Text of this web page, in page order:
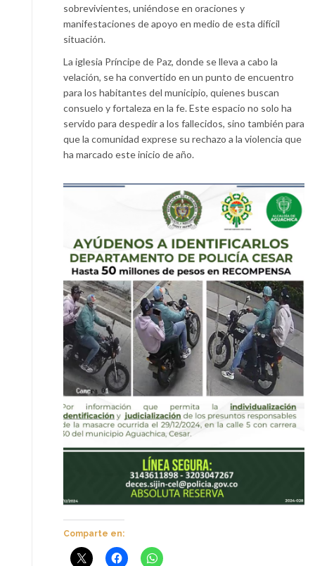
sobrevivientes, uniéndose en oraciones y
manifestaciones de apoyo en medio de esta difícil
situación.
La iglesia Príncipe de Paz, donde se lleva a cabo la
velación, se ha convertido en un punto de encuentro
para los habitantes del municipio, quienes buscan
consuelo y fortaleza en la fe. Este espacio no solo ha
servido para despedir a los fallecidos, sino también para
que la comunidad exprese su rechazo a la violencia que
ha marcado este inicio de año.
Comparte en: